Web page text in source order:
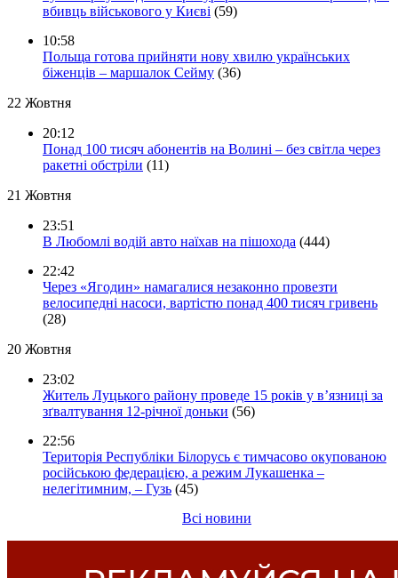
вбивць військового у Києві (59)
10:58
Польща готова прийняти нову хвилю українських
біженців – маршалок Сейму (36)
22 Жовтня
20:12
Понад 100 тисяч абонентів на Волині – без світла через
ракетні обстріли (11)
21 Жовтня
23:51
В Любомлі водій авто наїхав на пішохода (444)
22:42
Через «Ягодин» намагалися незаконно провезти
велосипедні насоси, вартістю понад 400 тисяч гривень
(28)
20 Жовтня
23:02
Житель Луцького району проведе 15 років у в’язниці за
зґвалтування 12-річної доньки (56)
22:56
Територія Республіки Білорусь є тимчасово окупованою
російською федерацією, а режим Лукашенка –
нелегітимним, – Гузь (45)
Всі новини